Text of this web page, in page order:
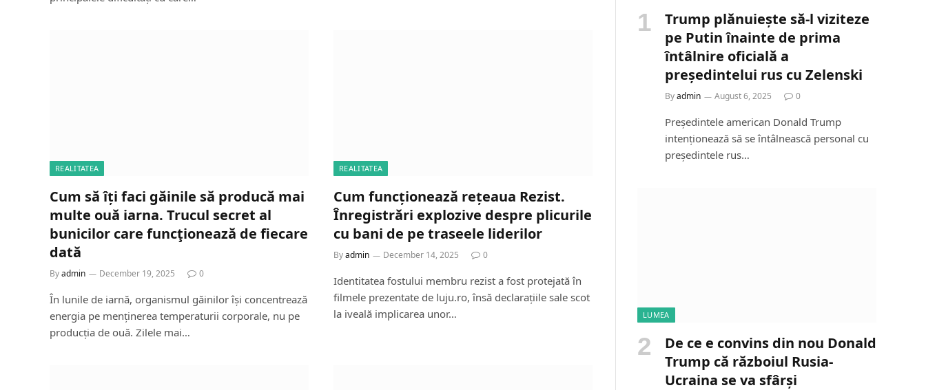
REALITATEA
Cum să îți faci găinile să producă mai
multe ouă iarna. Trucul secret al
bunicilor care funcţionează de fiecare
dată
Byadmin December 19, 2025 0
În lunile de iarnă, organismul găinilor își concentrează
energia pe menținerea temperaturii corporale, nu pe
producția de ouă. Zilele mai…
REALITATEA
Cum funcționează rețeaua Rezist.
Înregistrări explozive despre plicurile
cu bani de pe traseele liderilor
Byadmin December 14, 2025 0
Identitatea fostului membru rezist a fost protejată în
filmele prezentate de luju.ro, însă declarațiile sale scot
la iveală implicarea unor…
Trump plănuiește să-l viziteze
pe Putin înainte de prima
întâlnire oficială a
președintelui rus cu Zelenski
Byadmin August 6, 2025 0
Președintele american Donald Trump
intenționează să se întâlnească personal cu
președintele rus…
LUMEA
De ce e convins din nou Donald
Trump că războiul Rusia-
Ucraina se va sfârși